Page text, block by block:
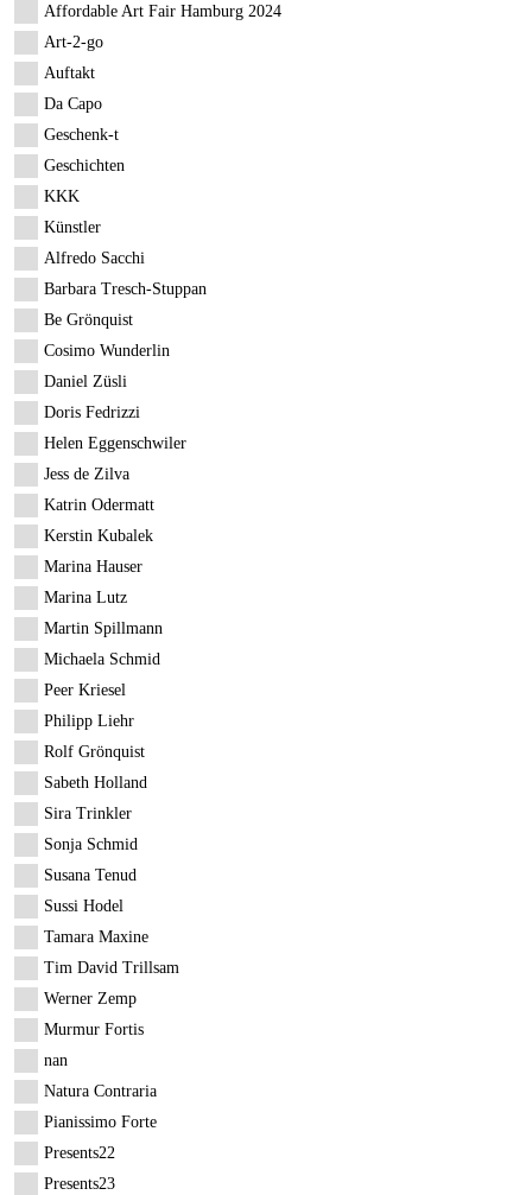
Affordable Art Fair Hamburg 2024
Art-2-go
Auftakt
Da Capo
Geschenk-t
Geschichten
KKK
Künstler
Alfredo Sacchi
Barbara Tresch-Stuppan
Be Grönquist
Cosimo Wunderlin
Daniel Züsli
Doris Fedrizzi
Helen Eggenschwiler
Jess de Zilva
Katrin Odermatt
Kerstin Kubalek
Marina Hauser
Marina Lutz
Martin Spillmann
Michaela Schmid
Peer Kriesel
Philipp Liehr
Rolf Grönquist
Sabeth Holland
Sira Trinkler
Sonja Schmid
Susana Tenud
Sussi Hodel
Tamara Maxine
Tim David Trillsam
Werner Zemp
Murmur Fortis
nan
Natura Contraria
Pianissimo Forte
Presents22
Presents23